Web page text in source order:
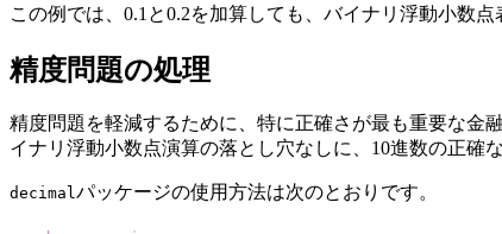
この例では、0.1と0.2を加算しても、バイナリ浮動小数
精度問題の処理
精度問題を軽減するために、特に正確さが最も重要な金
イナリ浮動小数点演算の落とし穴なしに、10進数の正確
decimalパッケージの使用方法は次のとおりです。